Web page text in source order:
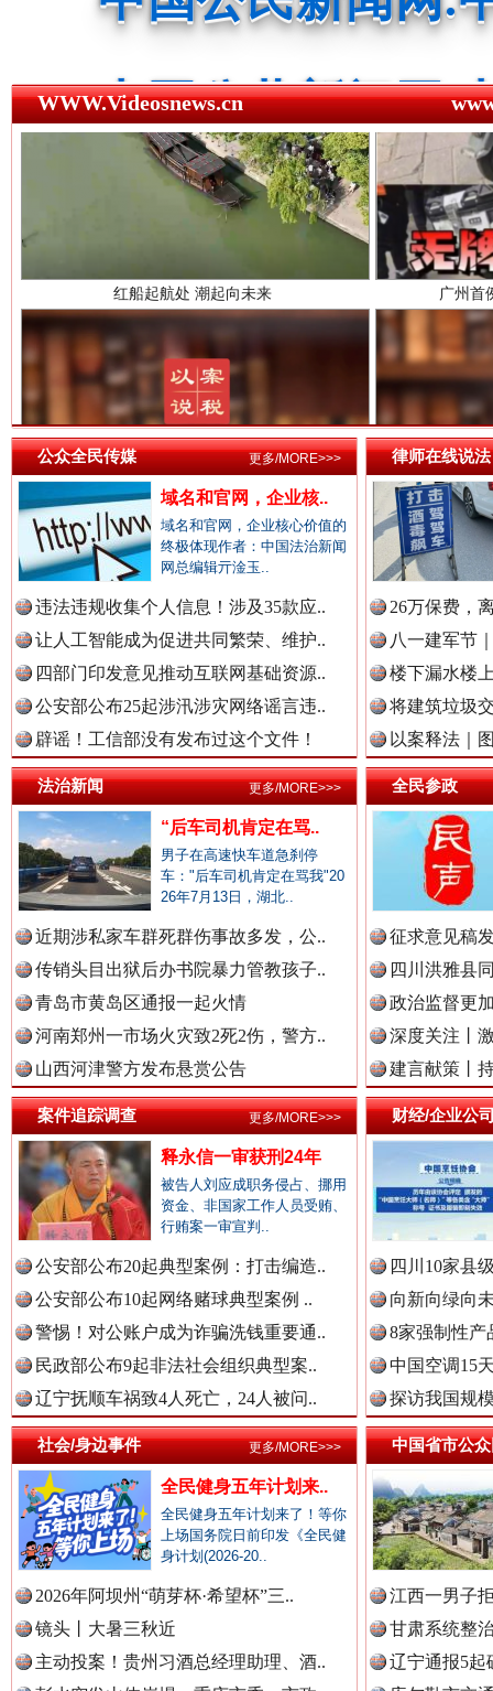
中国公共新闻网.
中国法制新闻网.
中国法治新闻网.
中国法院新闻网.
中国检察新闻网.
中国医药新闻网.
中国企业新闻网.
中国农业新闻网.
中国视频新闻网.
中国廉政法纪网.
中国律师在线.
中国参政网.中
中国全民新闻网.
中国公众新闻网.
中国公民新闻网.
中国公共新闻网.
WWW.Videosnews.cn
红船起航处 潮起向未来 广州首
三年瞒报超千万 隐匿收入偷税被查处..
祁连巍巍树丰碑 高回报
一枚“钉子”竟然扎入要害部门
衣柜里的秘密 高速路
公众全民传媒
域名和官网，企业核..
域名和官网，企业核心价值的
终极体现作者：中国法治新闻
网总编辑亓淦玉..
违法违规收集个人信息！涉及35款应..
让人工智能成为促进共同繁荣、维护..
四部门印发意见推动互联网基础资源..
公安部公布25起涉汛涉灾网络谣言违..
辟谣！工信部没有发布过这个文件！
更多/MORE>>> 律师在线说法
26万保费，
八一建军节
楼下漏水楼
将建筑垃圾
以案释法｜
法治新闻
“后车司机肯定在骂..
男子在高速快车道急刹停
车："后车司机肯定在骂我"20
26年7月13日，湖北..
近期涉私家车群死群伤事故多发，公..
传销头目出狱后办书院暴力管教孩子..
青岛市黄岛区通报一起火情
河南郑州一市场火灾致2死2伤，警方..
山西河津警方发布悬赏公告
更多/MORE>>> 全民参政
征求意见稿
四川洪雅县
政治监督更
深度关注丨
建言献策丨
案件追踪调查
释永信一审获刑24年
被告人刘应成职务侵占、挪用
资金、非国家工作人员受贿、
行贿案一审宣判..
公安部公布20起典型案例：打击编造..
公安部公布10起网络赌球典型案例 ..
警惕！对公账户成为诈骗洗钱重要通..
民政部公布9起非法社会组织典型案..
辽宁抚顺车祸致4人死亡，24人被问..
更多/MORE>>> 财经/企业公
四川10家县
向新向绿向
8家强制性产
中国空调15
探访我国规
社会/身边事件
全民健身五年计划来..
全民健身五年计划来了！等你
上场国务院日前印发《全民健
身计划(2026-20..
2026年阿坝州“萌芽杯·希望杯”三..
镜头丨大暑三秋近
主动投案！贵州习酒总经理助理、酒..
更多/MORE>>> 中国省市公
江西一男子
甘肃系统整
辽宁通报5起